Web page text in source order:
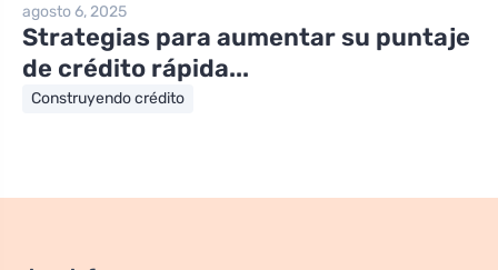
agosto 6, 2025
Strategias para aumentar su puntaje
de crédito rápida...
Construyendo crédito